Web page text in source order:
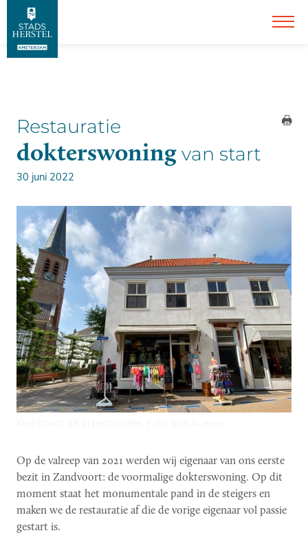
Restauratie
dokterswoning van start
30 juni 2022
Op de valreep van 2021 werden wij eigenaar van ons eerste
bezit in Zandvoort: de voormalige dokterswoning. Op dit
moment staat het monumentale pand in de steigers en
maken we de restauratie af die de vorige eigenaar vol passie
gestart is.